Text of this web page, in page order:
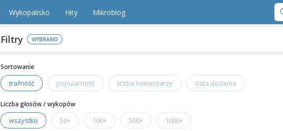
Wykopalisko Hity Mikroblog
Filtry
Sortowanie
trafność popularność liczba komentarzy data dodania
Liczba głosów / wykopów
wszystko 50+ 100+ 500+ 1000+